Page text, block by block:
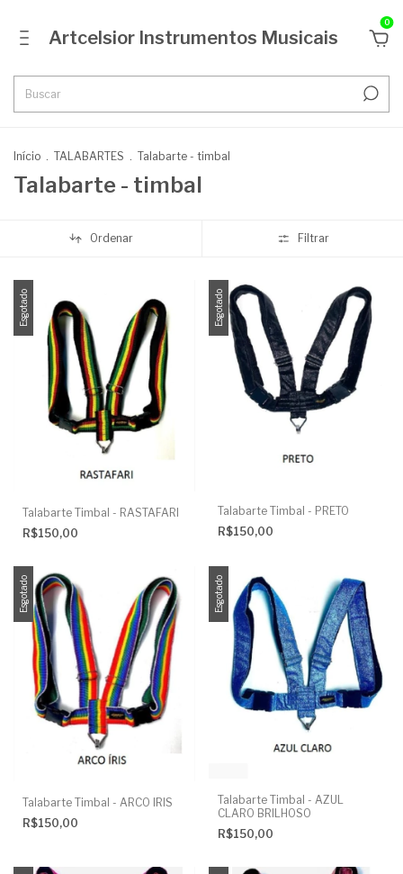
Artcelsior Instrumentos Musicais
0
Início . TALABARTES . Talabarte - timbal
Talabarte - timbal
Ordenar Filtrar
Esgotado
Talabarte Timbal - RASTAFARI
R$150,00
Esgotado
Talabarte Timbal - PRETO
R$150,00
Esgotado
Talabarte Timbal - ARCO IRIS
R$150,00
Esgotado
Talabarte Timbal - AZUL
CLARO BRILHOSO
R$150,00